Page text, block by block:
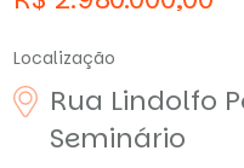
Localização
Rua Lindolfo
Seminário